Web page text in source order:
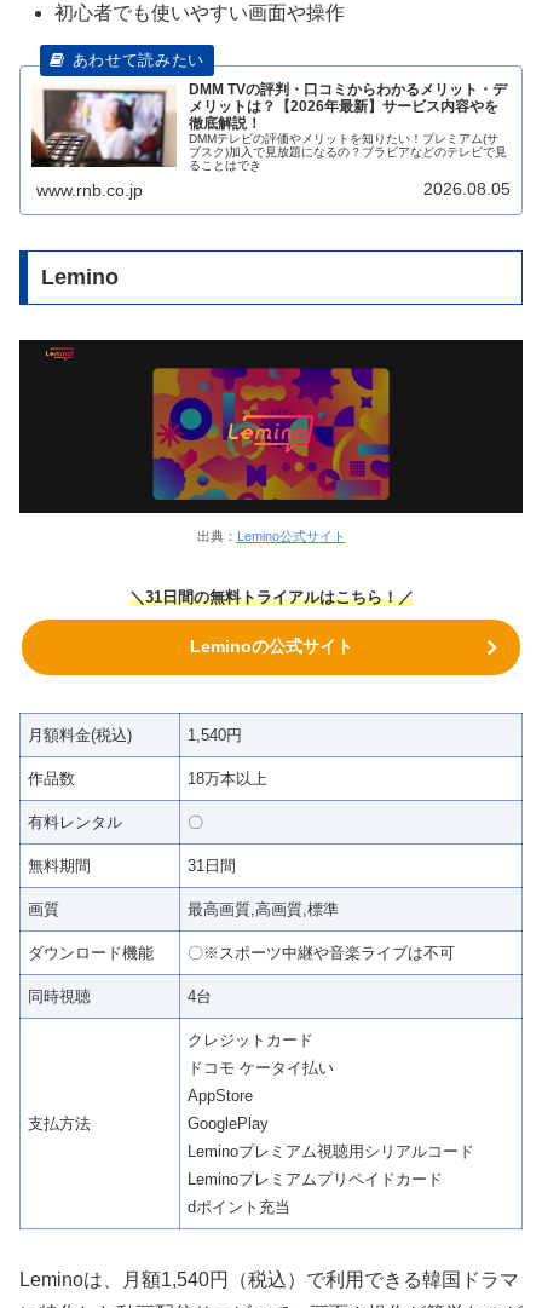
初心者でも使いやすい画面や操作
DMM TVの評判・口コミからわかるメリット・デ
メリットは？【2026年最新】サービス内容やを
徹底解説！
DMMテレビの評価やメリットを知りたい！プレミアム(サ
ブスク)加入で見放題になるの？ブラビアなどのテレビで見
ることはでき
www.rnb.co.jp 2026.08.05
Lemino
出典： Lemino公式サイト
＼31日間の無料トライアルはこちら！／
Leminoの公式サイト
月額料金(税込) 1,540円
作品数 18万本以上
有料レンタル 〇
無料期間 31日間
画質 最高画質,高画質,標準
ダウンロード機能 〇※スポーツ中継や音楽ライブは不可
同時視聴 4台
支払方法
クレジットカード
ドコモ ケータイ払い
AppStore
GooglePlay
Leminoプレミアム視聴用シリアルコード
Leminoプレミアムプリペイドカード
dポイント充当
Leminoは、月額1,540円（税込）で利用できる韓国ドラマ